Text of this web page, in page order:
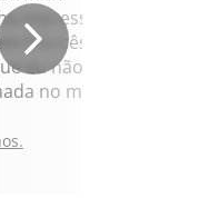
expressão
francês. Uma
eu não
no mundo!